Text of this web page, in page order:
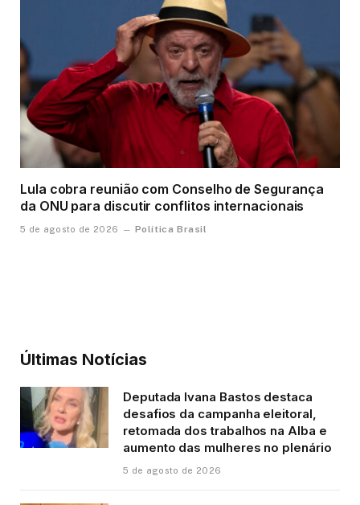
Lula cobra reunião com Conselho de Segurança
da ONU para discutir conflitos internacionais
5 de agosto de 2026 Política Brasil
Últimas Notícias
Deputada Ivana Bastos destaca
desafios da campanha eleitoral,
retomada dos trabalhos na Alba e
aumento das mulheres no plenário
5 de agosto de 2026